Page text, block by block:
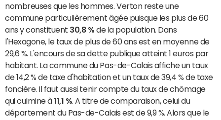
nombreuses que les hommes. Verton reste une
commune particulièrement âgée puisque les plus de 60
ans y constituent 30,8 % de la population. Dans
l'Hexagone, le taux de plus de 60 ans est en moyenne de
29,6 %. L'encours de sa dette publique atteint 1 euros par
habitant. La commune du Pas-de-Calais affiche un taux
de 14,2 % de taxe d'habitation et un taux de 39,4 % de taxe
foncière. Il faut aussi tenir compte du taux de chômage
qui culmine à11,1 %. A titre de comparaison, celui du
département du Pas-de-Calais est de 9,9 %. Alors que le